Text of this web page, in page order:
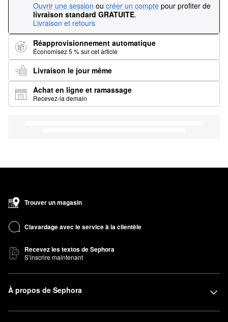
Ouvrir une session ou créer un compte pour profiter de
livraison standard GRATUITE.
Livraison et retours
Réapprovisionnement automatique
Économisez 5 % sur cet article
Livraison le jour même
Achat en ligne et ramassage
Recevez-la demain
Trouver un magasin
Clavardage avec le service à la clientèle
Recevez les textos de Sephora
S’inscrire maintenant
À propos de Sephora